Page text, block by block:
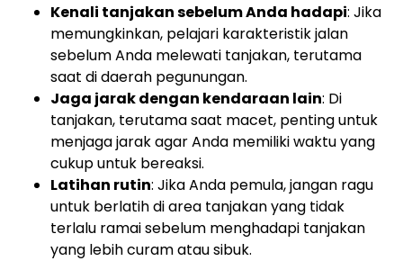
Kenali tanjakan sebelum Anda hadapi: Jika
memungkinkan, pelajari karakteristik jalan
sebelum Anda melewati tanjakan, terutama
saat di daerah pegunungan.
Jaga jarak dengan kendaraan lain: Di
tanjakan, terutama saat macet, penting untuk
menjaga jarak agar Anda memiliki waktu yang
cukup untuk bereaksi.
Latihan rutin: Jika Anda pemula, jangan ragu
untuk berlatih di area tanjakan yang tidak
terlalu ramai sebelum menghadapi tanjakan
yang lebih curam atau sibuk.